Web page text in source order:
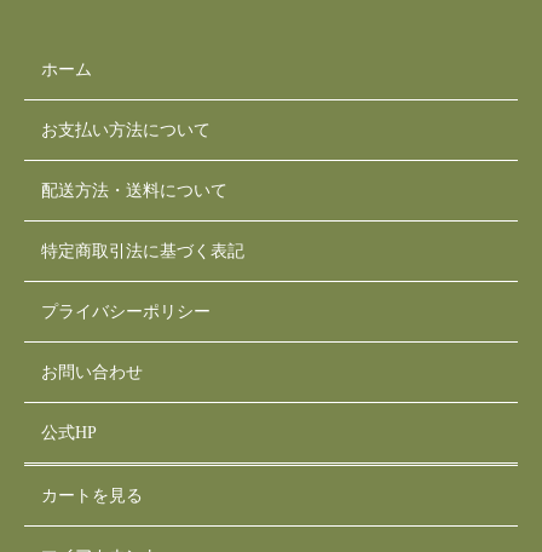
ホーム
お支払い方法について
配送方法・送料について
特定商取引法に基づく表記
プライバシーポリシー
お問い合わせ
公式HP
カートを見る